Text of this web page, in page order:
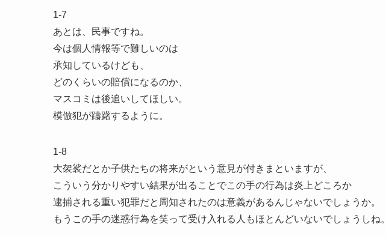
1-7
あとは、民事ですね。
今は個人情報等で難しいのは
承知しているけども、
どのくらいの賠償になるのか、
マスコミは後追いしてほしい。
模倣犯が躊躇するように。
1-8
大袈裟だとか子供たちの将来がという意見が付きまといますが、
こういう分かりやすい結果が出ることでこの手の行為は炎上どころか
逮捕される重い犯罪だと周知されたのは意義があるんじゃないでしょうか。
もうこの手の迷惑行為を笑って受け入れる人もほとんどいないでしょうしね。